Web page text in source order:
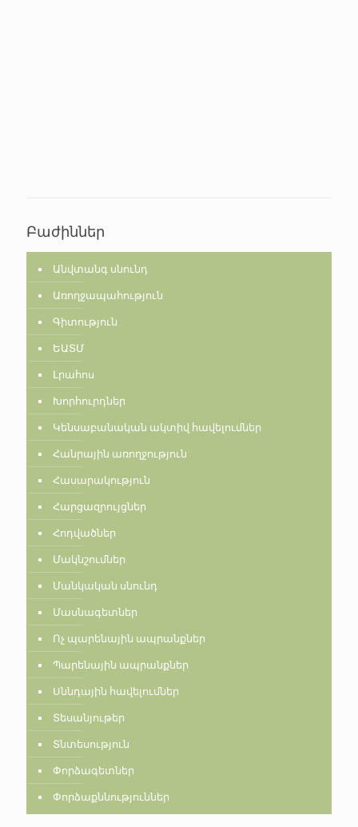
Բաժիններ
Անվտանգ սնունդ
Առողջապահություն
Գիտություն
ԵԱՏՄ
Լրահոս
Խորհուրդներ
Կենսաբանական ակտիվ հավելումներ
Հանրային առողջություն
Հասարակություն
Հարցազրույցներ
Հոդվածներ
Մակնշումներ
Մանկական սնունդ
Մասնագետներ
Ոչ պարենային ապրանքներ
Պարենային ապրանքներ
Սննդային հավելումներ
Տեսանյութեր
Տնտեսություն
Փորձագետներ
Փորձաքննություններ